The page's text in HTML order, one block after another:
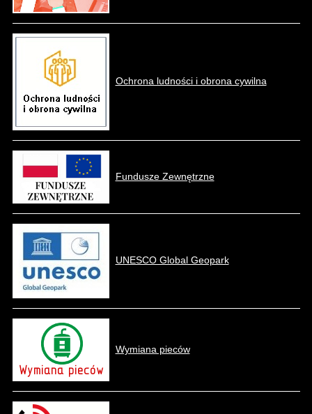
Ochrona ludności i obrona cywilna
Fundusze Zewnętrzne
UNESCO Global Geopark
Wymiana pieców